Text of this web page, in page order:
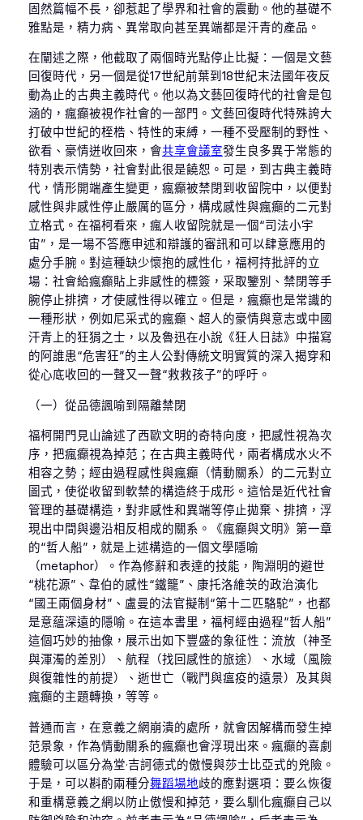
固然篇幅不長，卻惹起了學界和社會的震動。他的基礎不
雅點是，精力病、異常取向甚至異端都是汗青的產品。
在闡述之際，他截取了兩個時光點停止比擬：一個是文藝
回復時代，另一個是從17世紀前葉到18世紀末法國年夜反
動為止的古典主義時代。他以為文藝回復時代的社會是包
涵的，瘋癲被視作社會的一部門。文藝回復時代特殊誇大
打破中世紀的桎梏、特性的束縛，一種不受壓制的野性、
欲看、豪情迸收回來，會共享會議室發生良多異于常態的
特別表示情勢，社會對此很是饒恕。可是，到古典主義時
代，情形開端產生變更，瘋癲被禁閉到收留院中，以便對
感性與非感性停止嚴厲的區分，構成感性與瘋癲的二元對
立格式。在福柯看來，瘋人收留院就是一個“司法小宇
宙”，是一場不答應申述和辯護的審訊和可以肆意應用的
處分手腕。對這種缺少懷抱的感性化，福柯持批評的立
場：社會給瘋癲貼上非感性的標簽，采取鑒別、禁閉等手
腕停止排擠，才使感性得以確立。但是，瘋癲也是常識的
一種形狀，例如尼采式的瘋癲、超人的豪情與意志或中國
汗青上的狂狷之士，以及魯迅在小說《狂人日誌》中描寫
的阿誰患“危害狂”的主人公對傳統文明實質的深入揭穿和
從心底收回的一聲又一聲“救救孩子”的呼吁。
（一）從品德諷喻到隔離禁閉
福柯開門見山論述了西歐文明的奇特向度，把感性視為次
序，把瘋癲視為掉范；在古典主義時代，兩者構成水火不
相容之勢；經由過程感性與瘋癲（情動關系）的二元對立
圖式，使從收留到軟禁的構造終于成形。這恰是近代社會
管理的基礎構造，對非感性和異端等停止拋棄、排擠，浮
現出中間與邊沿相反相成的關系。《瘋癲與文明》第一章
的“哲人船”，就是上述構造的一個文學隱喻
（metaphor）。作為修辭和表達的技能，陶淵明的避世
“桃花源”、韋伯的感性“鐵籠”、康托洛維茨的政治演化
“國王兩個身材”、盧曼的法官擬制“第十二匹駱駝”，也都
是意蘊深遠的隱喻。在這本書里，福柯經由過程“哲人船”
這個巧妙的抽像，展示出如下豐盛的象征性：流放（神圣
與渾濁的差別）、航程（找回感性的旅途）、水域（風險
與復雜性的前提）、逝世亡（戰鬥與瘟疫的遠景）及其與
瘋癲的主題轉換，等等。
普通而言，在意義之網崩潰的處所，就會因解構而發生掉
范景象，作為情動關系的瘋癲也會浮現出來。瘋癲的喜劇
體驗可以區分為堂·吉訶德式的傲慢與莎士比亞式的兇險。
于是，可以斟酌兩種分舞蹈場地歧的應對選項：要么恢復
和重構意義之網以防止傲慢和掉范，要么馴化瘋癲自己以